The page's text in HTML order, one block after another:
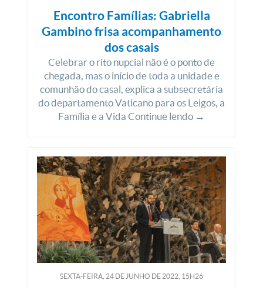
Encontro Famílias: Gabriella
Gambino frisa acompanhamento
dos casais
Celebrar o rito nupcial não é o ponto de
chegada, mas o início de toda a unidade e
comunhão do casal, explica a subsecretária
do departamento Vaticano para os Leigos, a
Família e a Vida Continue lendo →
SEXTA-FEIRA, 24 DE JUNHO DE 2022, 15H26